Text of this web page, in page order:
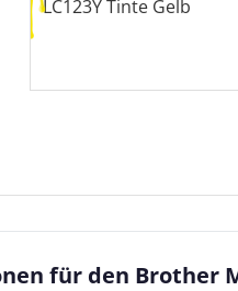
für den Brother